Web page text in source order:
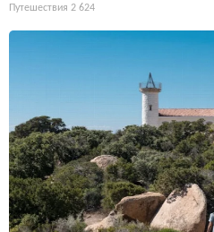
Путешествия 2 624